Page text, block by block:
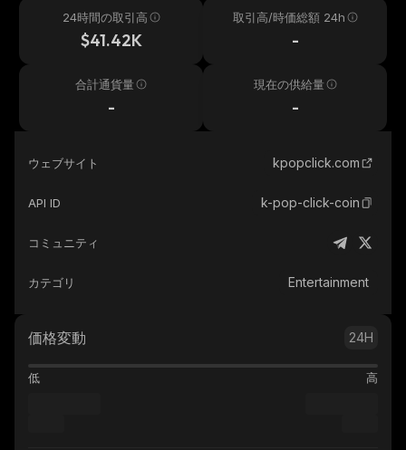
24時間の取引高
$41.42K
取引高/時価総額 24h
-
合計通貨量
-
現在の供給量
-
ウェブサイト kpopclick.com
API ID k-pop-click-coin
コミュニティ
カテゴリ Entertainment
価格変動 24H
低 高